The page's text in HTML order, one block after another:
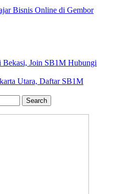
Bisnis Online di Gembor
Bekasi, Join SB1M Hubungi
Utara, Daftar SB1M